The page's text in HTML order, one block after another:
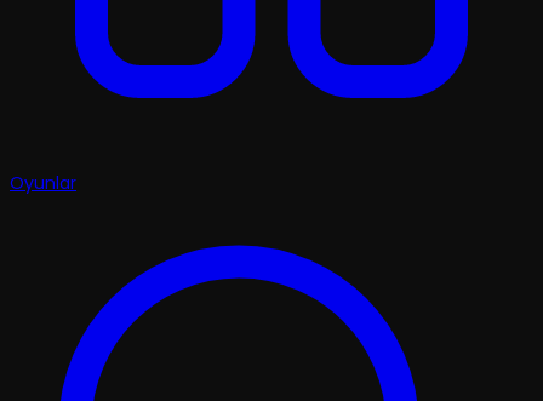
Oyunlar